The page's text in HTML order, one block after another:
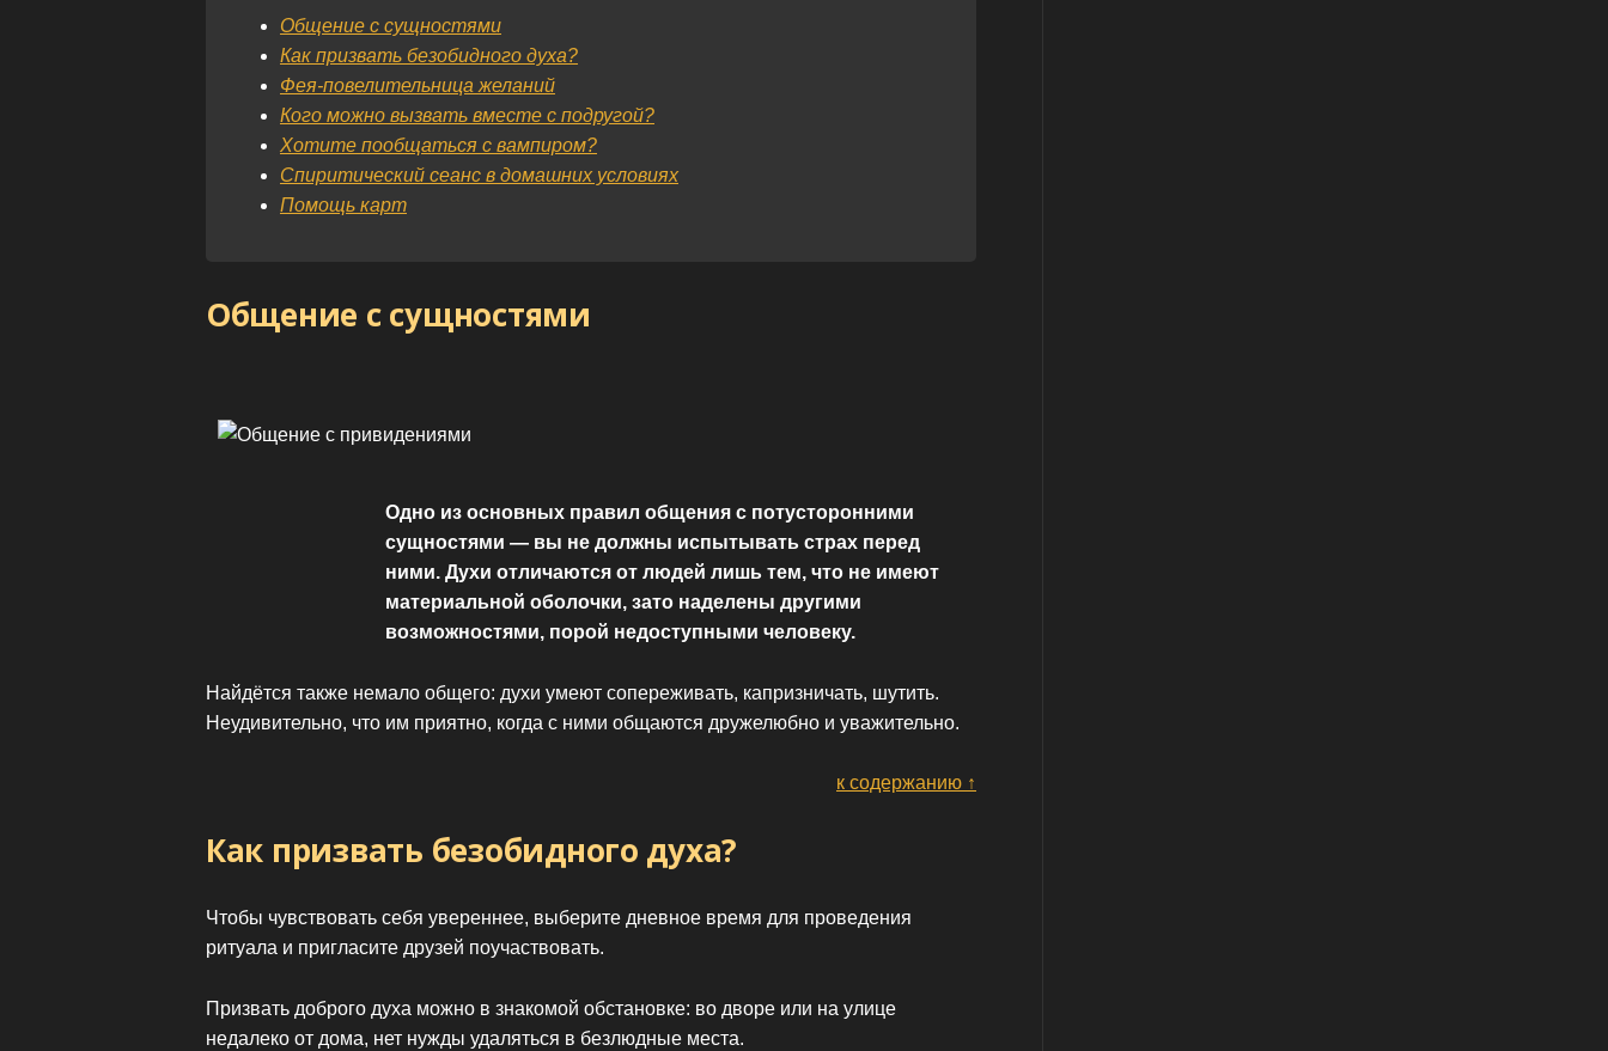
Общение с сущностями
Как призвать безобидного духа?
Фея-повелительница желаний
Кого можно вызвать вместе с подругой?
Хотите пообщаться с вампиром?
Спиритический сеанс в домашних условиях
Помощь карт
Общение с сущностями
Одно из основных правил общения с потусторонними
сущностями — вы не должны испытывать страх перед
ними. Духи отличаются от людей лишь тем, что не имеют
материальной оболочки, зато наделены другими
возможностями, порой недоступными человеку.
Найдётся также немало общего: духи умеют сопереживать, капризничать, шутить.
Неудивительно, что им приятно, когда с ними общаются дружелюбно и уважительно.
к содержанию ↑
Как призвать безобидного духа?
Чтобы чувствовать себя увереннее, выберите дневное время для проведения
ритуала и пригласите друзей поучаствовать.
Призвать доброго духа можно в знакомой обстановке: во дворе или на улице
недалеко от дома, нет нужды удаляться в безлюдные места.